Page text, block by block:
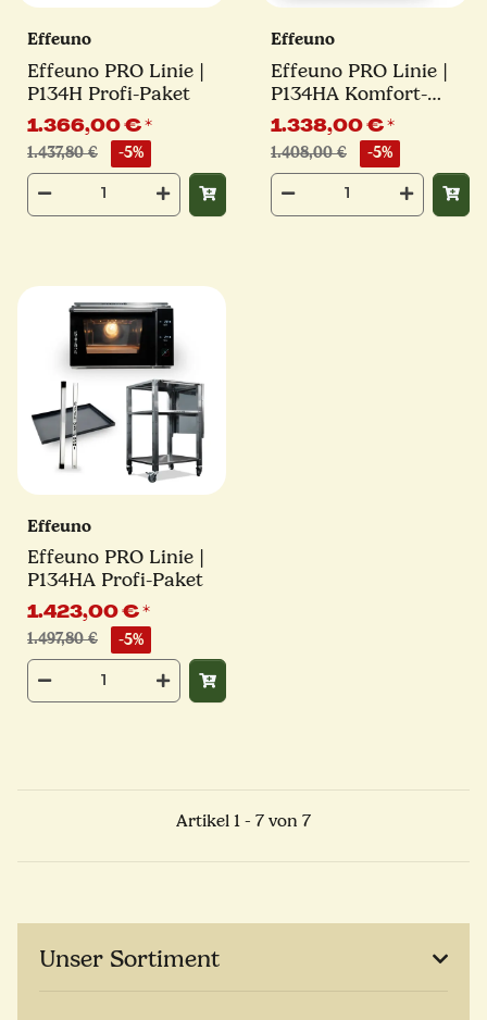
Effeuno
Effeuno PRO Linie |
P134H Profi-Paket
1.366,00 €*
1.437,80 € -5%
Effeuno
Effeuno PRO Linie |
P134HA Komfort-
Paket
1.338,00 €*
1.408,00 € -5%
Effeuno
Effeuno PRO Linie |
P134HA Profi-Paket
1.423,00 €*
1.497,80 € -5%
Artikel 1 - 7 von 7
Unser Sortiment